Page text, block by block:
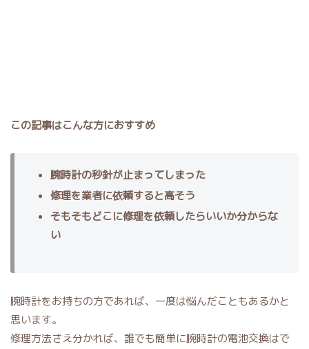
この記事はこんな方におすすめ
腕時計の秒針が止まってしまった
修理を業者に依頼すると高そう
そもそもどこに修理を依頼したらいいか分からな
い
腕時計をお持ちの方であれば、一度は悩んだこともあるかと
思います。
修理方法さえ分かれば、誰でも簡単に腕時計の電池交換はで